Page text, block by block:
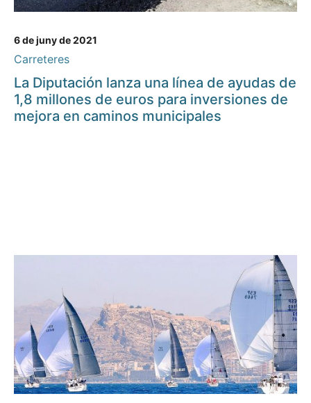
6 de juny de 2021
Carreteres
La Diputación lanza una línea de ayudas de
1,8 millones de euros para inversiones de
mejora en caminos municipales